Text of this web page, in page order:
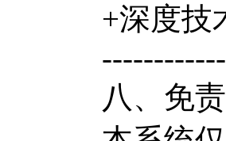
+深度技
八、免